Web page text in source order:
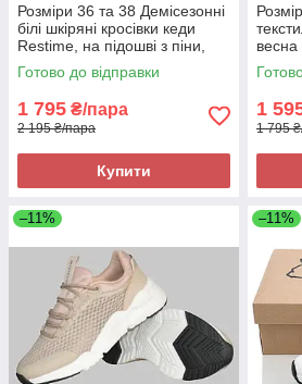
Розміри 36 та 38 Демісезонні
білі шкіряні кросівки кеди
Restime, на підошві з піни,
легкі та комфортні
Готово до відправки
1 795 ₴/пара
2 195 ₴/пара
Купити
весна
1
1 795
–11% –11%